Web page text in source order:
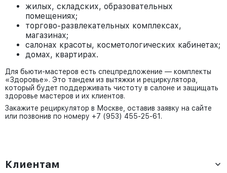
жилых, складских, образовательных
помещениях;
торгово-развлекательных комплексах,
магазинах;
салонах красоты, косметологических кабинетах;
домах, квартирах.
Для бьюти-мастеров есть спецпредложение — комплекты
«Здоровье». Это тандем из вытяжки и рециркулятора,
который будет поддерживать чистоту в салоне и защищать
здоровье мастеров и их клиентов.
Закажите рециркулятор в Москве, оставив заявку на сайте
или позвонив по номеру +7 (953) 455-25-61.
Клиентам